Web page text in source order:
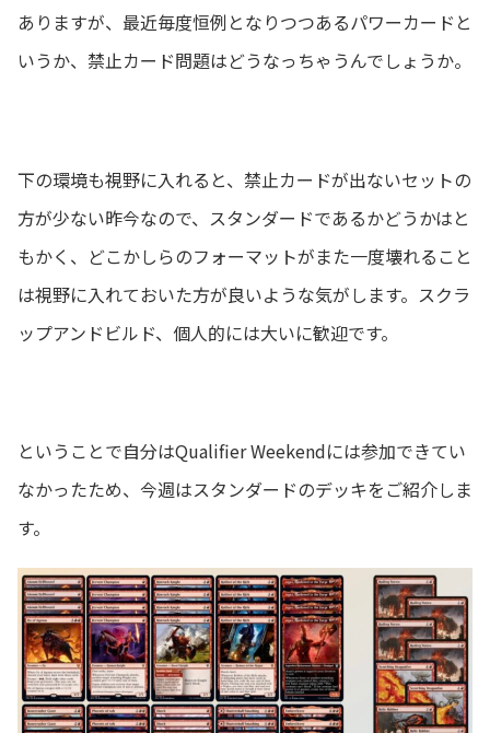
ありますが、最近毎度恒例となりつつあるパワーカードと
いうか、禁止カード問題はどうなっちゃうんでしょうか。
下の環境も視野に入れると、禁止カードが出ないセットの
方が少ない昨今なので、スタンダードであるかどうかはと
もかく、どこかしらのフォーマットがまた一度壊れること
は視野に入れておいた方が良いような気がします。スクラ
ップアンドビルド、個人的には大いに歓迎です。
ということで自分はQualifier Weekendには参加できてい
なかったため、今週はスタンダードのデッキをご紹介しま
す。